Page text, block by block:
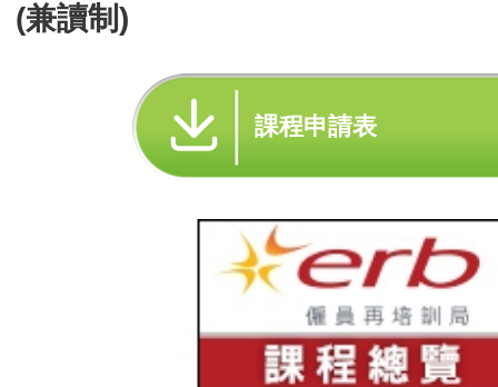
(兼讀制)
課程申請表